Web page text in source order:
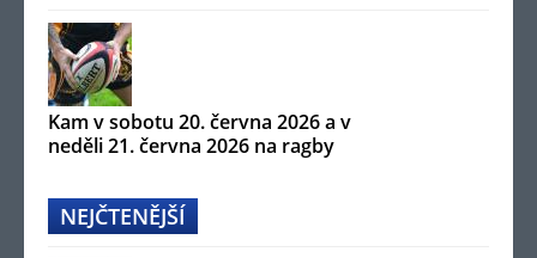
Kam v sobotu 20. června 2026 a v
neděli 21. června 2026 na ragby
NEJČTENĚJŠÍ